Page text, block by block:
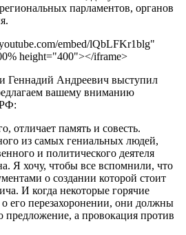
парламентов, органов
embed/lQbLFKr1blg"
height="400"></iframe>
Геннадий Андреевич выступил
вашему вниманию
отличает память и совесть.
из самых гениальных людей,
и политического деятеля
Я хочу, чтобы все вспомнили, что
о создании которой стоит
И когда некоторые горячие
о его перезахоронении, они должны
предложение, а провокация против